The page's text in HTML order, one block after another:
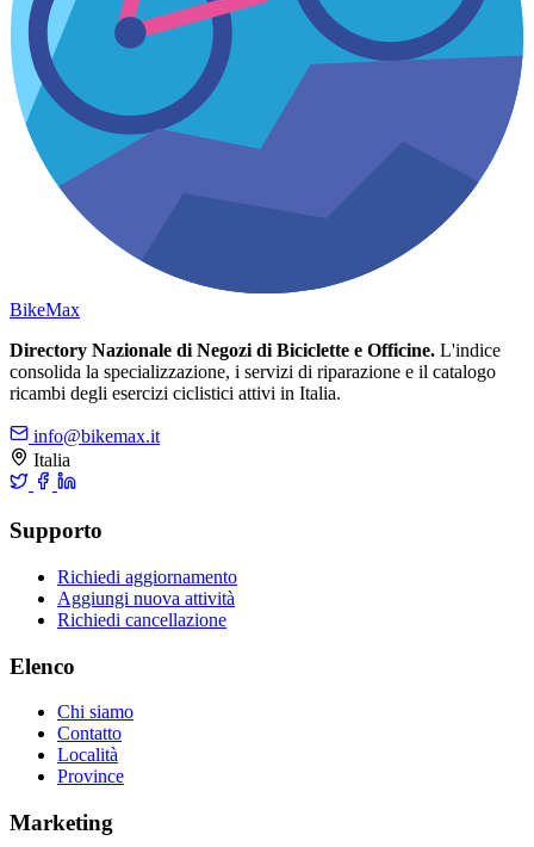
BikeMax
Directory Nazionale di Negozi di Biciclette e Officine. L'indice
consolida la specializzazione, i servizi di riparazione e il catalogo
ricambi degli esercizi ciclistici attivi in Italia.
info@bikemax.it
Italia
Supporto
Richiedi aggiornamento
Aggiungi nuova attività
Richiedi cancellazione
Elenco
Chi siamo
Contatto
Località
Province
Marketing